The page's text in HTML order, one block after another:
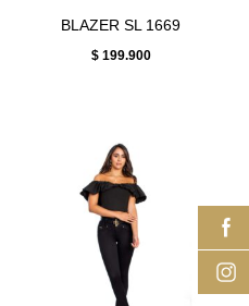
BLAZER SL 1669
$199.900